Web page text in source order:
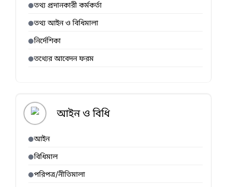
তথ্য প্রদানকারী কর্মকর্তা
তথ্য আইন ও বিধিমালা
নির্দেশিকা
তথ্যের আবেদন ফরম
আইন ও বিধি
আইন
বিধিমাল
পরিপত্র/নীতিমালা